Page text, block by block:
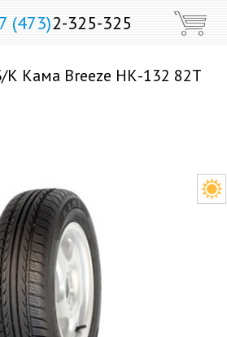
(473)2-325-325
Кама Breeze НК-132 82T